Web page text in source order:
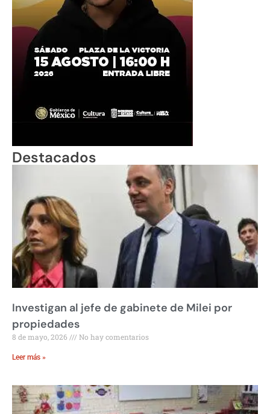
Destacados
Investigan al jefe de gabinete de Milei por
propiedades
8 de mayo, 2026 No hay comentarios
Leer más »